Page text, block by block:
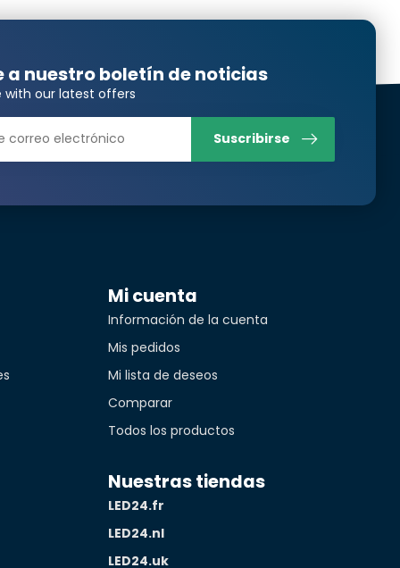
a nuestro boletín de noticias
with our latest offers
Suscribirse
Mi cuenta
Información de la cuenta
Mis pedidos
Mi lista de deseos
Comparar
Todos los productos
Nuestras tiendas
LED24.fr
LED24.nl
LED24.uk